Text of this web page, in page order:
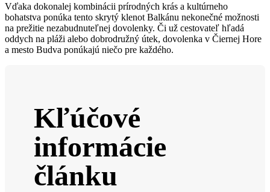
Vďaka dokonalej kombinácii prírodných krás a kultúrneho
bohatstva ponúka tento skrytý klenot Balkánu nekonečné možnosti
na prežitie nezabudnuteľnej dovolenky. Či už cestovateľ hľadá
oddych na pláži alebo dobrodružný útek, dovolenka v Čiernej Hore
a mesto Budva ponúkajú niečo pre každého.
Kľúčové
informácie
článku